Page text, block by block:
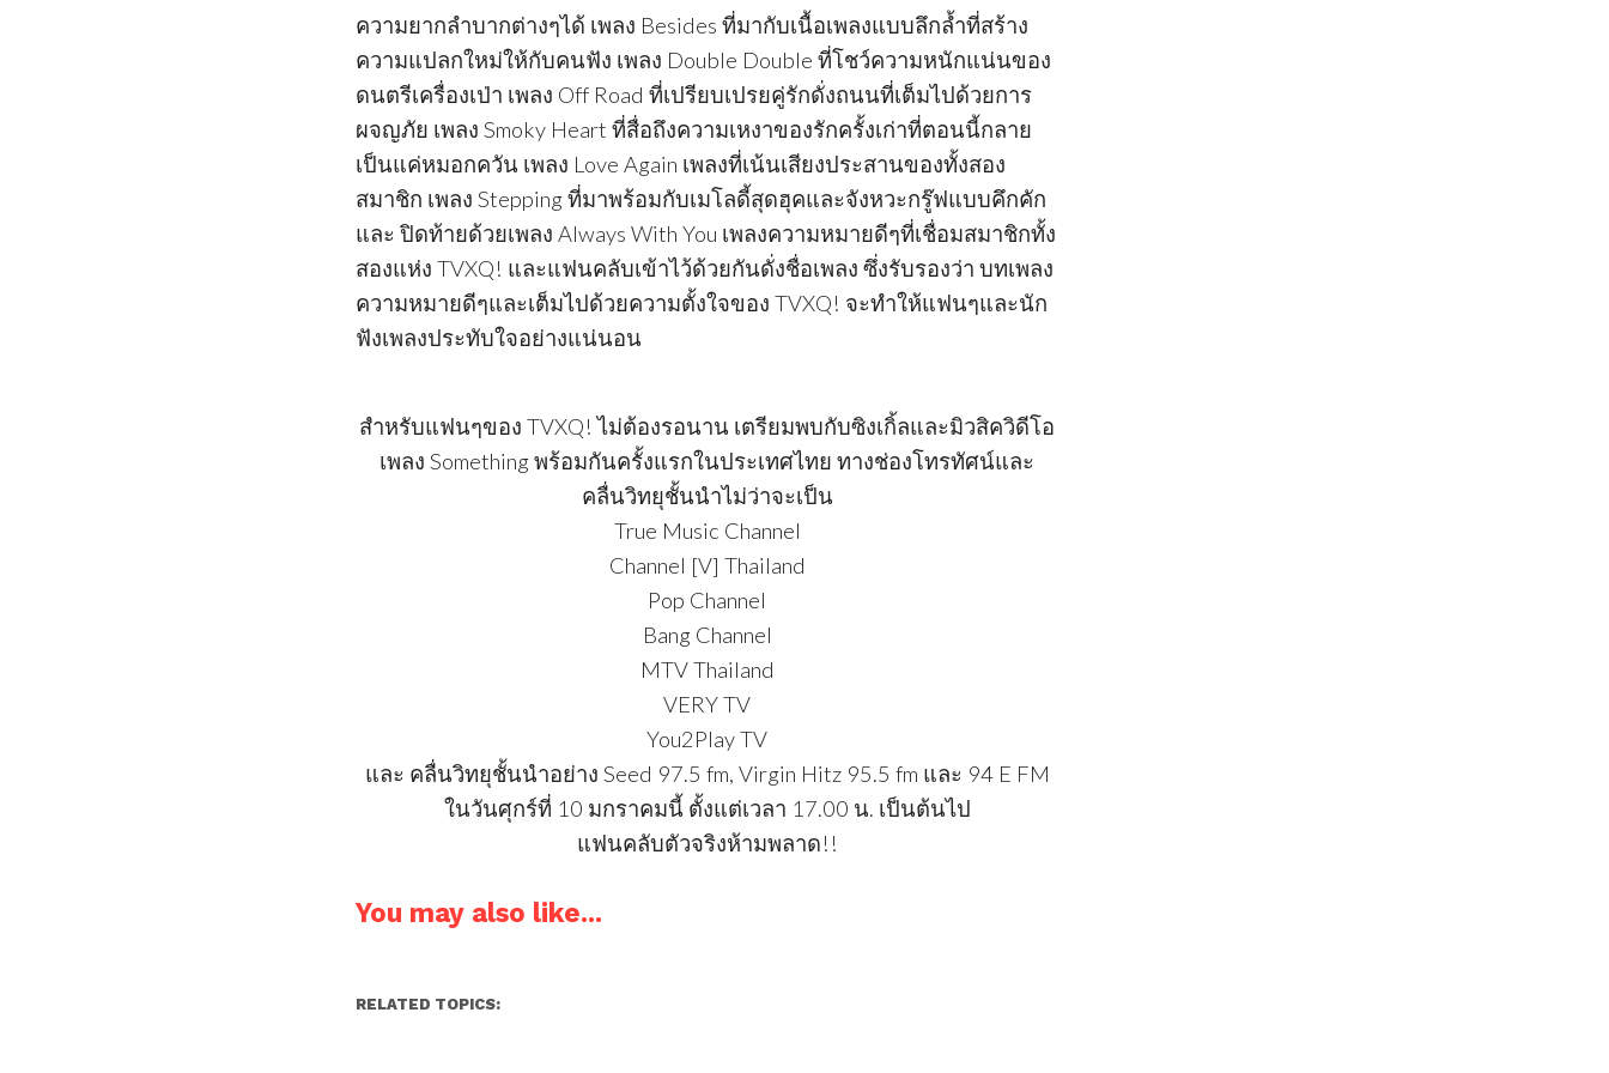
ความยากลำบากต่างๆได้ เพลง Besides ที่มากับเนื้อเพลงแบบลึกล้ำที่สร้าง
ความแปลกใหม่ให้กับคนฟัง เพลง Double Double ที่โชว์ความหนักแน่นของ
ดนตรีเครื่องเป่า เพลง Off Road ที่เปรียบเปรยคู่รักดั่งถนนที่เต็มไปด้วยการ
ผจญภัย เพลง Smoky Heart ที่สื่อถึงความเหงาของรักครั้งเก่าที่ตอนนี้กลาย
เป็นแค่หมอกควัน เพลง Love Again เพลงที่เน้นเสียงประสานของทั้งสอง
สมาชิก เพลง Stepping ที่มาพร้อมกับเมโลดี้สุดฮุคและจังหวะกรู๊ฟแบบคึกคัก
และ ปิดท้ายด้วยเพลง Always With You เพลงความหมายดีๆที่เชื่อมสมาชิกทั้ง
สองแห่ง TVXQ! และแฟนคลับเข้าไว้ด้วยกันดั่งชื่อเพลง ซึ่งรับรองว่า บทเพลง
ความหมายดีๆและเต็มไปด้วยความตั้งใจของ TVXQ! จะทำให้แฟนๆและนัก
ฟังเพลงประทับใจอย่างแน่นอน
สำหรับแฟนๆของ TVXQ! ไม่ต้องรอนาน เตรียมพบกับซิงเกิ้ลและมิวสิควิดีโอ
เพลง Something พร้อมกันครั้งแรกในประเทศไทย ทางช่องโทรทัศน์และ
คลื่นวิทยุชั้นนำไม่ว่าจะเป็น
True Music Channel
Channel [V] Thailand
Pop Channel
Bang Channel
MTV Thailand
VERY TV
You2Play TV
และ คลื่นวิทยุชั้นนำอย่าง Seed 97.5 fm, Virgin Hitz 95.5 fm และ 94 E FM
ในวันศุกร์ที่ 10 มกราคมนี้ ตั้งแต่เวลา 17.00 น. เป็นต้นไป
แฟนคลับตัวจริงห้ามพลาด!!
You may also like...
RELATED TOPICS: